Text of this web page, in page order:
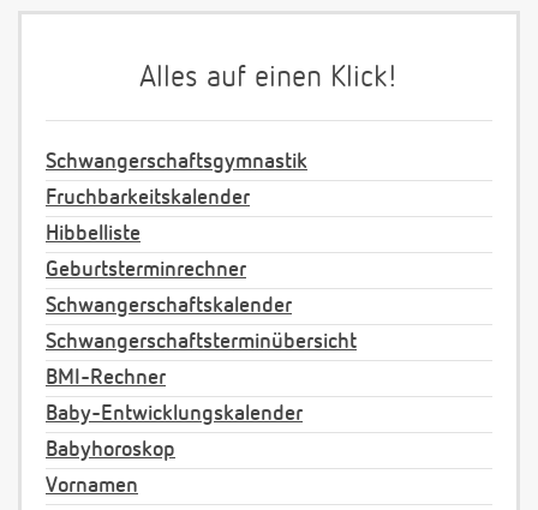
Alles auf einen Klick!
Schwangerschaftsgymnastik
Fruchbarkeitskalender
Hibbelliste
Geburtsterminrechner
Schwangerschaftskalender
Schwangerschaftsterminübersicht
BMI-Rechner
Baby-Entwicklungskalender
Babyhoroskop
Vornamen